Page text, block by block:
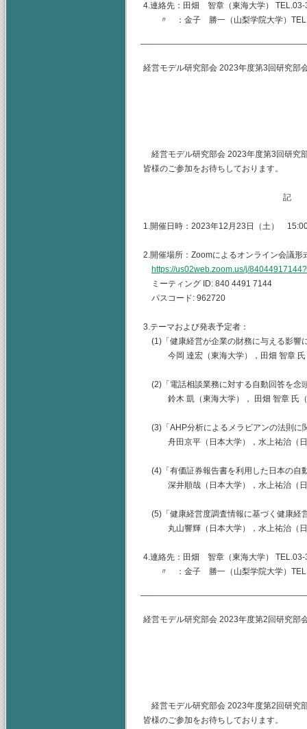
4.連絡先：田畑 智章（東海大学）
〃 ：金子 勝一（山梨学院大学）
経営モデル研究部会 2023年度第3回研究部
経営モデル研究部会 2023年度第3回研究
皆様のご参加をお待ちしております。
記
1.開催日時：2023年12月23日（土）
2.開催場所：Zoomによるオンライン会議形
https://us02web.zoom.us/j/
ミーティング ID: 840 4491 7144
パスコード: 962720
3.テーマおよび発表予定者：
(1)「健康経営が企業の財務に与える影響
今岡 達宏（東海大学），田畑 智章 氏
(2)「電話相談業務に対する自動回答を念
鈴木 凱（東海大学）， 田畑 智章 氏（
(3)「AHP分析によるメラビアンの法則に
舟田京平（日本大学），水上祐治（日
(4)「有価証券報告書を利用した日本の自
深井順哉（日本大学），水上祐治（日
(5)「健康経営度調査情報に基づく健康経
丸山響輝（日本大学），水上祐治（日
4.連絡先：田畑 智章（東海大学）
〃 ：金子 勝一（山梨学院大学）
経営モデル研究部会 2023年度第2回研究部
経営モデル研究部会 2023年度第2回研究
皆様のご参加をお待ちしております。